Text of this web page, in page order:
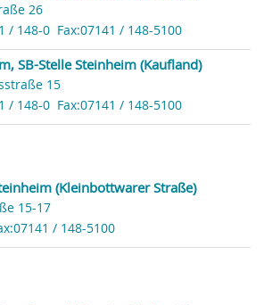
26
/ 148-0 Fax:07141 / 148-5100
SB-Stelle Steinheim (Kaufland)
15
/ 148-0 Fax:07141 / 148-5100
(Kleinbottwarer Straße)
15-17
/ 148-5100